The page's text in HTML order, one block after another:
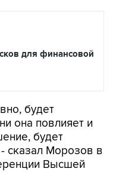
для финансовой
будет
она повлияет и
будет
сказал Морозов в
Высшей